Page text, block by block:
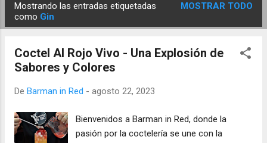
n
Mostrando las entradas etiquetadas
como Gin
MOSTRAR TODO
Coctel Al Rojo Vivo - Una Explosión de
Sabores y Colores
De Barman in Red - agosto 22, 2023
Bienvenidos a Barman in Red, donde la
pasión por la coctelería se une con la